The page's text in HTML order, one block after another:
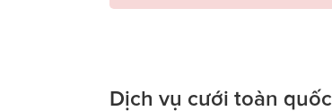
Dịch vụ cưới toàn quốc